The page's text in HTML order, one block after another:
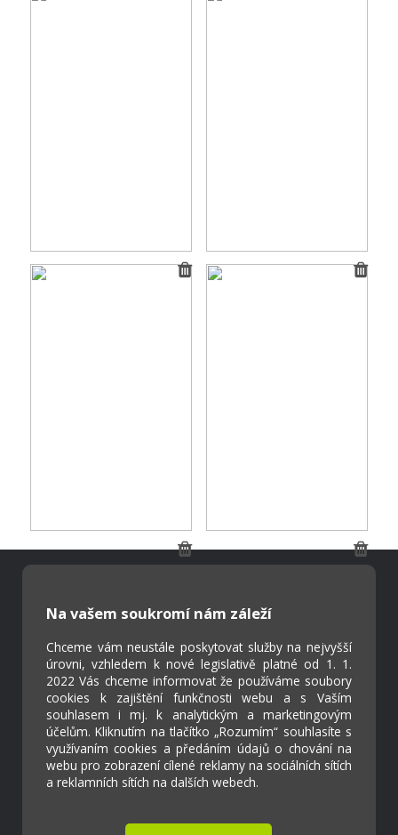
Na vašem soukromí nám záleží
Chceme vám neustále poskytovat služby na nejvyšší
úrovni, vzhledem k nové legislativě platné od 1. 1.
2022 Vás chceme informovat že používáme soubory
cookies k zajištění funkčnosti webu a s Vaším
souhlasem i mj. k analytickým a marketingovým
účelům. Kliknutím na tlačítko „Rozumím“ souhlasíte s
využívaním cookies a předáním údajů o chování na
webu pro zobrazení cílené reklamy na sociálních sítích
a reklamních sítích na dalších webech.
Škola Online
Kontakty
Projekty
Virtuální prohlídka
Cookies
Přihlášení